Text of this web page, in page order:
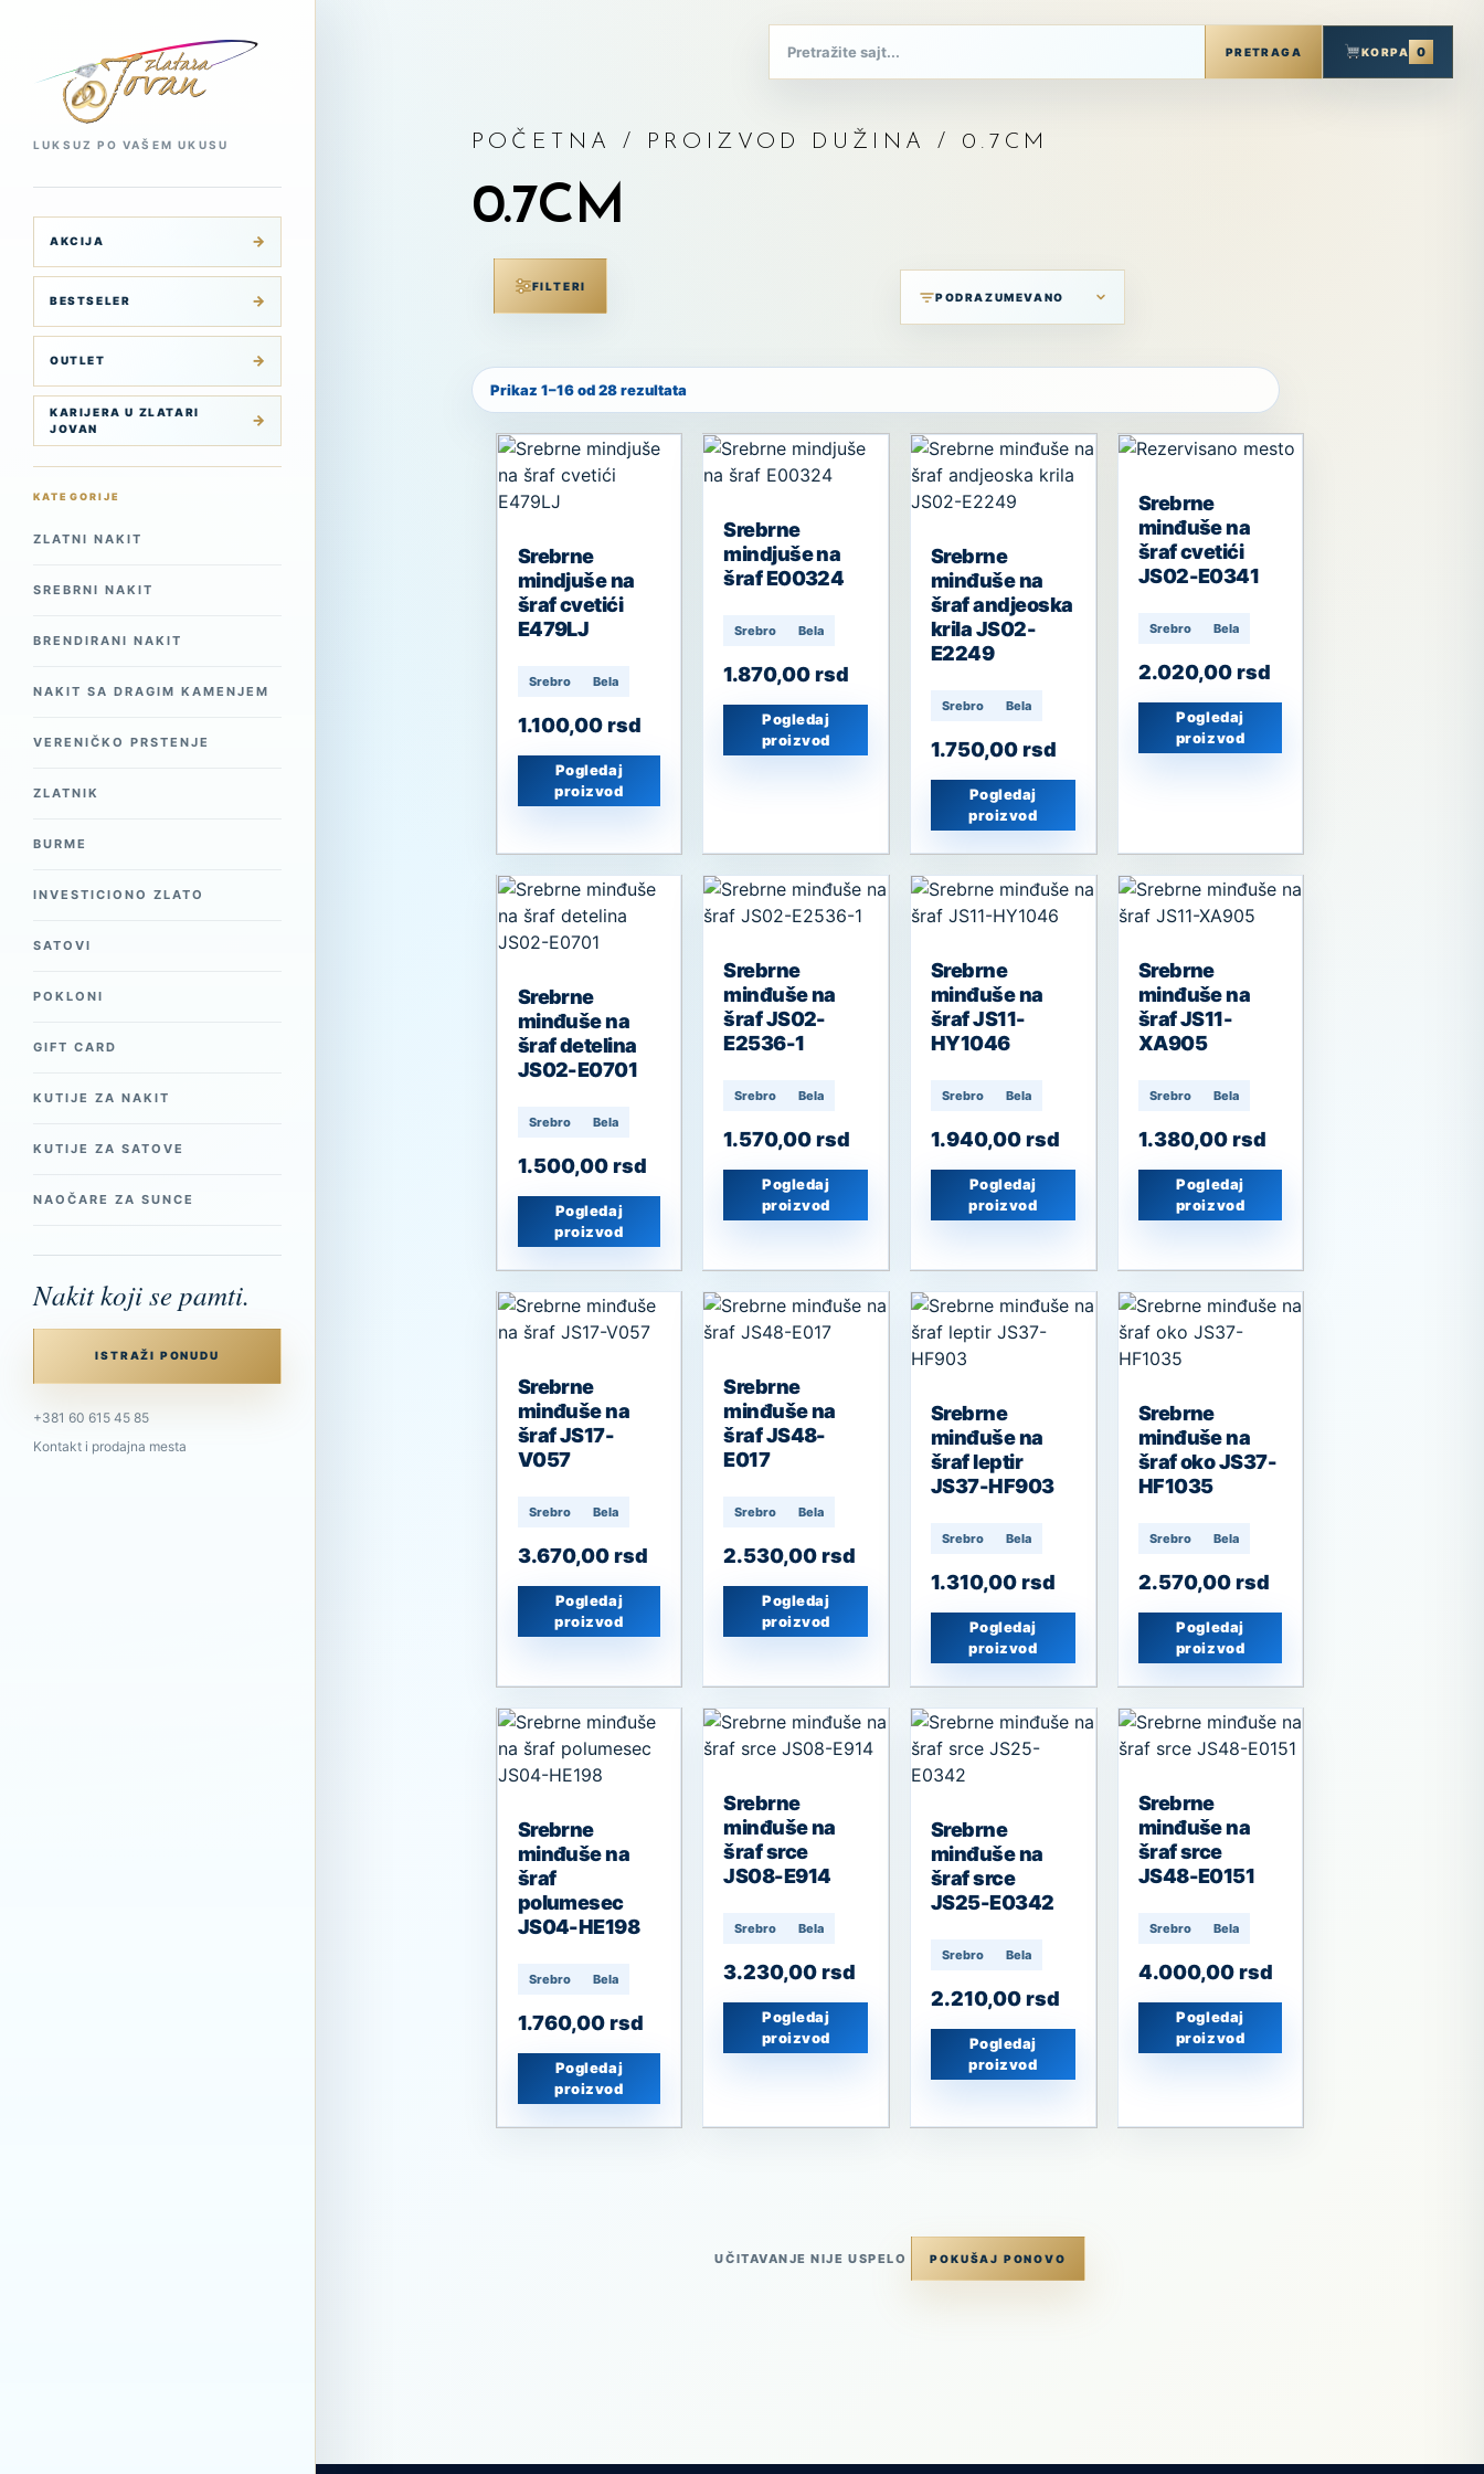
LUKSUZ PO VAŠEM UKUSU
AKCIJA
BESTSELER
OUTLET
KARIJERA U ZLATARI
JOVAN
KATEGORIJE
ZLATNI NAKIT
SREBRNI NAKIT
BRENDIRANI NAKIT
NAKIT SA DRAGIM KAMENJEM
VERENIČKO PRSTENJE
ZLATNIK
BURME
INVESTICIONO ZLATO
SATOVI
POKLONI
GIFT CARD
KUTIJE ZA NAKIT
KUTIJE ZA SATOVE
NAOČARE ZA SUNCE
Nakit koji se pamti.
ISTRAŽI PONUDU
+381 60 615 45 85
Kontakt i prodajna mesta
POČETNA / PROIZVOD DUŽINA / 0.7CM
0.7CM
FILTERI
Prikaz 1–16 od 28 rezultata
Srebrne
mindjuše na
šraf cvetići
E479LJ
Srebro Bela
1.100,00rsd
Pogledaj
proizvod
Srebrne
mindjuše na
šraf E00324
Srebro Bela
1.870,00rsd
Pogledaj
proizvod
Srebrne
minđuše na
šraf andjeoska
krila JS02-
E2249
Srebro Bela
1.750,00rsd
Pogledaj
proizvod
Srebrne
minđuše na
šraf cvetići
JS02-E0341
Srebro Bela
2.020,00rsd
Pogledaj
proizvod
Srebrne
minđuše na
šraf detelina
JS02-E0701
Srebro Bela
1.500,00rsd
Pogledaj
proizvod
Srebrne
minđuše na
šraf JS02-
E2536-1
Srebro Bela
1.570,00rsd
Pogledaj
proizvod
Srebrne
minđuše na
šraf JS11-
HY1046
Srebro Bela
1.940,00rsd
Pogledaj
proizvod
Srebrne
minđuše na
šraf JS11-
XA905
Srebro Bela
1.380,00rsd
Pogledaj
proizvod
Srebrne
minđuše na
šraf JS17-
V057
Srebro Bela
3.670,00rsd
Pogledaj
proizvod
Srebrne
minđuše na
šraf JS48-
E017
Srebro Bela
2.530,00rsd
Pogledaj
proizvod
Srebrne
minđuše na
šraf leptir
JS37-HF903
Srebro Bela
1.310,00rsd
Pogledaj
proizvod
Srebrne
minđuše na
šraf oko JS37-
HF1035
Srebro Bela
2.570,00rsd
Pogledaj
proizvod
Srebrne
minđuše na
šraf
polumesec
JS04-HE198
Srebro Bela
1.760,00rsd
Pogledaj
proizvod
Srebrne
minđuše na
šraf srce
JS08-E914
Srebro Bela
3.230,00rsd
Pogledaj
proizvod
Srebrne
minđuše na
šraf srce
JS25-E0342
Srebro Bela
2.210,00rsd
Pogledaj
proizvod
Srebrne
minđuše na
šraf srce
JS48-E0151
Srebro Bela
4.000,00rsd
Pogledaj
proizvod
UČITAVANJE NIJE USPELO POKUŠAJ PONOVO
PRETRAGA KORPA 0